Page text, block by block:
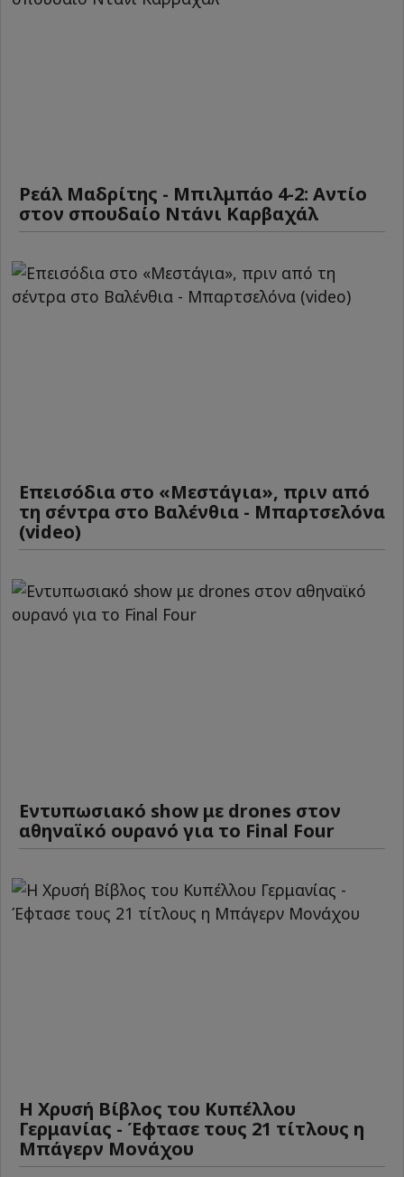
Ρεάλ Μαδρίτης - Μπιλμπάο 4-2: Αντίο
στον σπουδαίο Ντάνι Καρβαχάλ
Επεισόδια στο «Μεστάγια», πριν από
τη σέντρα στο Βαλένθια - Μπαρτσελόνα
(video)
Εντυπωσιακό show με drones στον
αθηναϊκό ουρανό για το Final Four
Η Χρυσή Βίβλος του Κυπέλλου
Γερμανίας - Έφτασε τους 21 τίτλους η
Μπάγερν Μονάχου